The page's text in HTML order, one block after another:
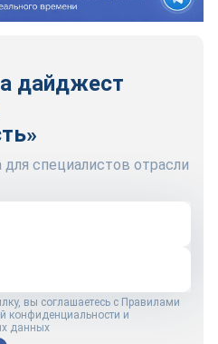
дайджест
специалистов отрасли
вы соглашаетесь с Правилами
конфиденциальности и
данных